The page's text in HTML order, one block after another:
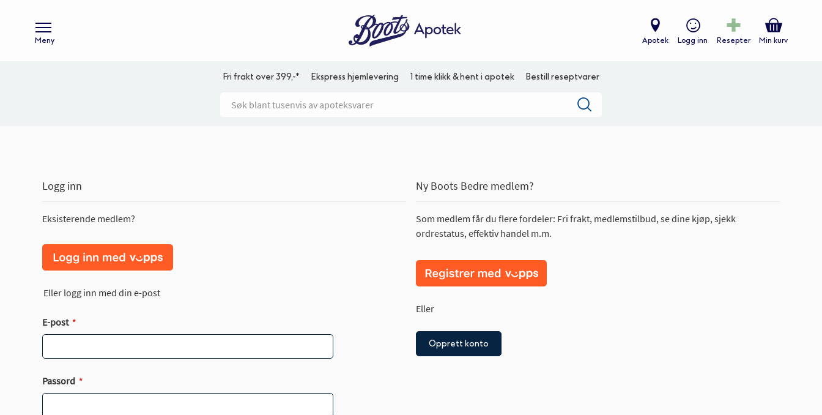
Meny Apotek Logg inn Resepter Min kurv
Fri frakt over 399,-* Ekspress hjemlevering 1 time klikk & hent i apotek Bestill reseptvarer
Logg inn
Eksisterende medlem?
Eller logg inn med din e-post
E-post
Passord
Ny Boots Bedre medlem?
Som medlem får du flere fordeler: Fri frakt, medlemstilbud, se dine kjøp, sjekk
ordrestatus, effektiv handel m.m.
Eller
Opprett konto